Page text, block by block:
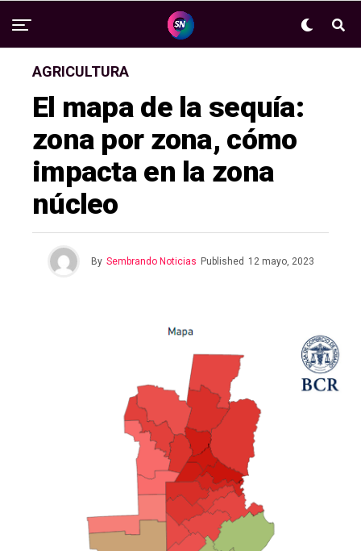
AGRICULTURA
El mapa de la sequía:
zona por zona, cómo
impacta en la zona
núcleo
By Sembrando Noticias Published 12 mayo, 2023